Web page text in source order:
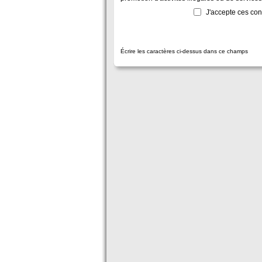
J'accepte ces
Écrire les caractères ci-dessus dans ce champs